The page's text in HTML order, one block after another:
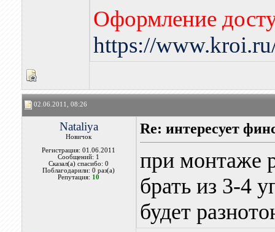
Оформление
https://
02.06.2011, 08:26
Nataliya
Новичок
Регистрация: 01.06.2011
Сообщений: 1
Сказал(а) спасибо: 0
Поблагодарили: 0 раз(а)
Репутация: 10
Re: интересует
при монтаже
брать из 3-4
будет